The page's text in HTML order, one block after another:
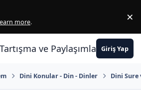
more. ×
Tartışma ve PaylaşımlarınGiriş Yap
Dini Konular - Din - Dinler Dini